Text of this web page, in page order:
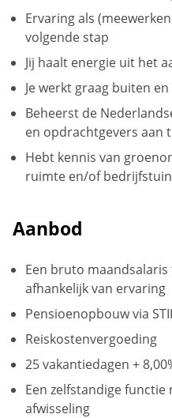
Ervaring als
volgende stap
Jij haalt energie uit het
Je werkt graag buiten
Beheerst de
en opdrachtgevers aan
Hebt kennis van
ruimte en/of
Aanbod
Een bruto maandsalaris
afhankelijk van ervaring
Pensioenopbouw via
Reiskostenvergoeding
25 vakantiedagen +
Een zelfstandige
afwisseling